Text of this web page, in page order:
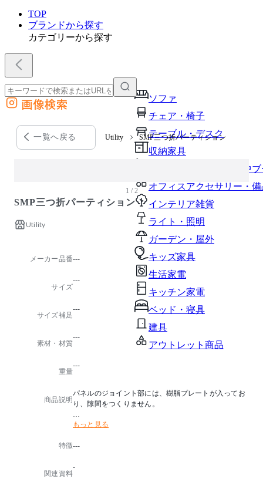
TOP
ブランドから探す
カテゴリーから探す
ソファ
チェア・椅子
テーブル・デスク
収納家具
パーソナルブース・集中
オフィスアクセサリー・備
インテリア雑貨
ライト・照明
ガーデン・屋外
キッズ家具
生活家電
キッチン家電
ベッド・寝具
建具
アウトレット商品
外部サイトの商品をカートに追加
他のサイトで見つけた商品ページのURLを貼り付けて、カートに追加できます
画像検索
一覧へ戻る Utility SMP三つ折パーティション
1 / 2
SMP三つ折パーティション
Utility
メーカー品番---
サイズ
---
サイズ補足
---
素材・材質
---
重量
---
商品説明
パネルのジョイント部には、樹脂プレートが入ってお
り、隙間をつくりません。
■マグネット連結機能付
■キャスター：(大)ストッパー付・(大)ストッパー無・(
もっと見る
特徴---
関連資料
-